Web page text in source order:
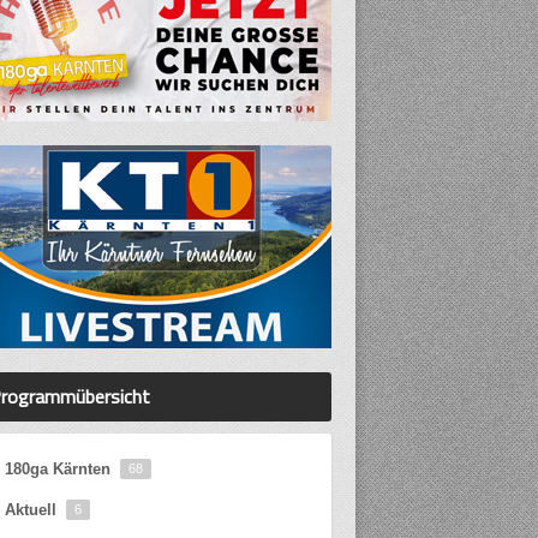
180ga Kärnten 68
Aktuell 6